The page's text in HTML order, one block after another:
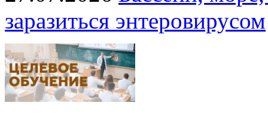
заразиться энтеровирусом